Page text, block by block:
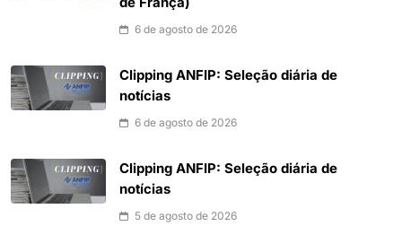
6 de agosto de 2026
Clipping ANFIP: Seleção diária de
notícias
6 de agosto de 2026
Clipping ANFIP: Seleção diária de
notícias
5 de agosto de 2026